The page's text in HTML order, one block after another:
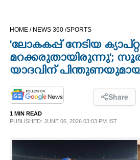
OPINION
PHOTOS
LIFESTYLE
SPIRITUAL
HOME / NEWS 360 /SPORTS
'ലോകകപ്പ് നേടിയ
മറക്കരുതായിരുന്നു';
യാദവിന്
Share
1 MIN READ
PUBLISHED: JUNE 06, 2026 03:03 PM IST